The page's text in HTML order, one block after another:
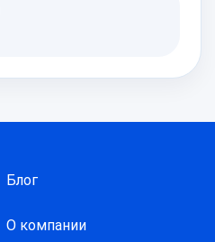
Блог
О компании